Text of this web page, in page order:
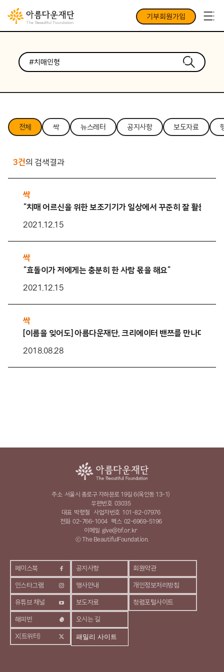
기부회원가입
전체 싹 뉴스레터 공지사항 보도자료
3건의 검색결과
싹
“치매 어르신을 위한 보조기기가 일상에서 꾸준히 잘 활용될 수
2021.12.15
싹
“효돌이가 저에게는 충분히 한 사람 몫을 해요”
2021.12.15
싹
[이름을 잊어도] 아름다운재단, 크리에이터 밴쯔를 만나다
2018.08.28
페이스북
인스타그램
유튜브 채널
해피빈
X(트위터)
공지사항
행사안내
보도자료
오시는 길
회원약관
개인정보처리방침
청렴포털사이트
주소 서울시 종로구 자하문로 19길 6(옥인동 13-1)
우편번호 03035
대표 박형철 사업자번호 101-82-07976
전화 02-766-1004 팩스 02-6969-5196
이메일 give@bf.or.kr
ⓒ The BeautifulFoundation.